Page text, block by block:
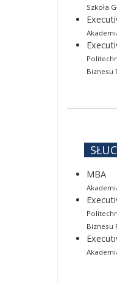
Szkoła
Biznesu
MBA
Biznesu